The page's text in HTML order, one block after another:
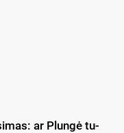
ar Plun­gė tu­